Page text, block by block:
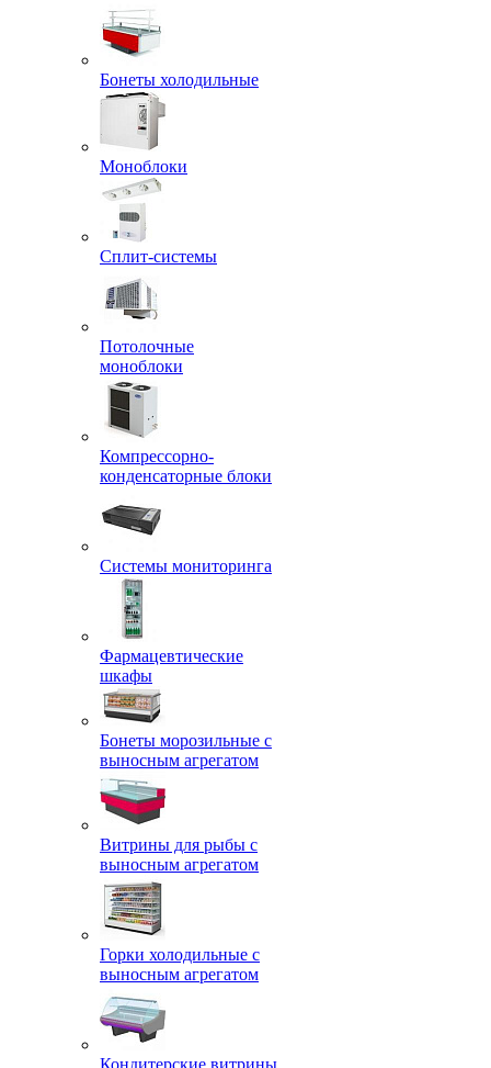
Бонеты холодильные
Моноблоки
Сплит-системы
Потолочные
моноблоки
Компрессорно-
конденсаторные блоки
Системы мониторинга
Фармацевтические
шкафы
Бонеты морозильные с
выносным агрегатом
Витрины для рыбы с
выносным агрегатом
Горки холодильные с
выносным агрегатом
Кондитерские витрины